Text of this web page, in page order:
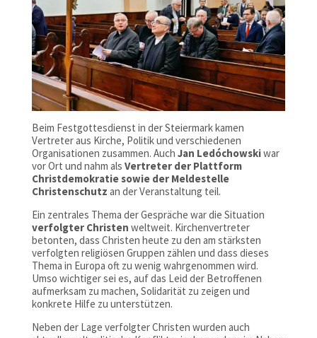
Beim Festgottesdienst in der Steiermark kamen
Vertreter aus Kirche, Politik und verschiedenen
Organisationen zusammen. Auch Jan Ledóchowskiwar
vor Ort und nahm als Vertreter der Plattform
Christdemokratiesowie der Meldestelle
Christenschutz an der Veranstaltung teil.
Ein zentrales Thema der Gespräche war die Situation
verfolgter Christen weltweit. Kirchenvertreter
betonten, dass Christen heute zu den am stärksten
verfolgten religiösen Gruppen zählen und dass dieses
Thema in Europa oft zu wenig wahrgenommen wird.
Umso wichtiger sei es, auf das Leid der Betroffenen
aufmerksam zu machen, Solidarität zu zeigen und
konkrete Hilfe zu unterstützen.
Neben der Lage verfolgter Christen wurden auch